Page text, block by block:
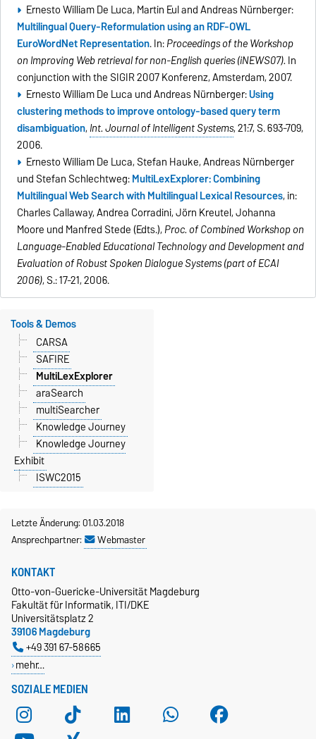
Ernesto William De Luca, Martin Eul and Andreas Nürnberger:
Multilingual Query-Reformulation using an RDF-OWL
EuroWordNet Representation. In:Proceedings of the Workshop
on Improving Web retrieval for non-English queries (iNEWS07). In
conjunction with the SIGIR 2007 Konferenz, Amsterdam, 2007.
Ernesto William De Luca und Andreas Nürnberger:Using
clustering methods to improve ontology-based query term
disambiguation, Int. Journal of Intelligent Systems, 21:7, S. 693-709,
2006.
Ernesto William De Luca, Stefan Hauke, Andreas Nürnberger
und Stefan Schlechtweg:MultiLexExplorer: Combining
Multilingual Web Search with Multilingual Lexical Resources, in:
Charles Callaway, Andrea Corradini, Jörn Kreutel, Johanna
Moore und Manfred Stede (Edts.), Proc. of Combined Workshop on
Language-Enabled Educational Technology and Development and
Evaluation of Robust Spoken Dialogue Systems (part of ECAI
2006), S.: 17-21, 2006.
Tools & Demos
CARSA
SAFIRE
MultiLexExplorer
araSearch
multiSearcher
Knowledge Journey
Knowledge Journey
Exhibit
ISWC2015
Letzte Änderung: 01.03.2018
Ansprechpartner:
Webmaster
SOZIALE MEDIEN
KONTAKT
Otto-von-Guericke-Universität Magdeburg
Fakultät für Informatik, ITI/DKE
Universitätsplatz 2
39106 Magdeburg
+49 391 67-58665
mehr…